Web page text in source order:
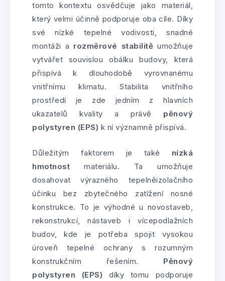
tomto kontextu osvědčuje jako materiál,
který velmi účinně podporuje oba cíle. Díky
své nízké tepelné vodivosti, snadné
montáži a rozměrové stabilitě umožňuje
vytvářet souvislou obálku budovy, která
přispívá k dlouhodobě vyrovnanému
vnitřnímu klimatu. Stabilita vnitřního
prostředí je zde jedním z hlavních
ukazatelů kvality a právě pěnový
polystyren (EPS) k ní významně přispívá.
Důležitým faktorem je také nízká
hmotnost materiálu. Ta umožňuje
dosahovat výrazného tepelněizolačního
účinku bez zbytečného zatížení nosné
konstrukce. To je výhodné u novostaveb,
rekonstrukcí, nástaveb i vícepodlažních
budov, kde je potřeba spojit vysokou
úroveň tepelné ochrany s rozumným
konstrukčním řešením. Pěnový
polystyren (EPS) díky tomu podporuje